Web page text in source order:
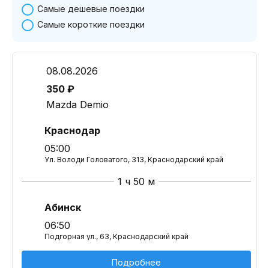
Самые дешевые поездки
Самые короткие поездки
08.08.2026
350 ₽
Mazda Demio
Краснодар
05:00
Ул. Володи Головатого, 313, Краснодарский край
1 ч 50 м
Абинск
06:50
Подгорная ул., 63, Краснодарский край
Подробнее